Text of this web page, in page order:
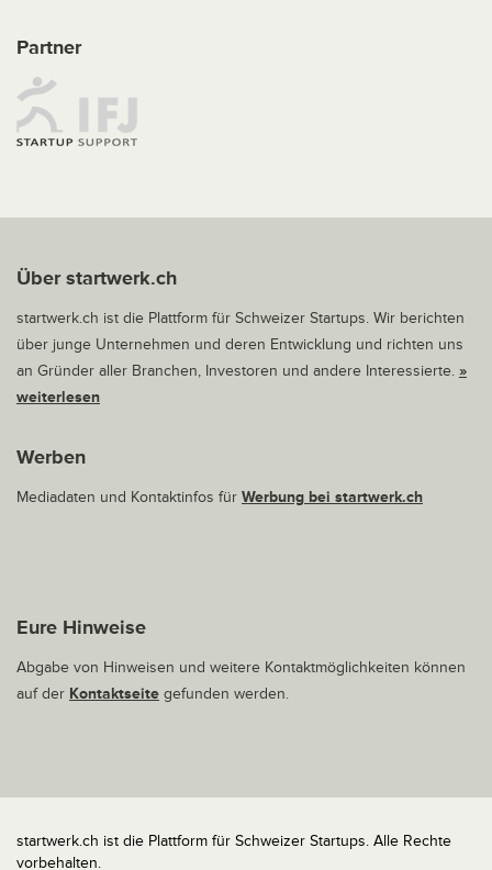
Partner
Über startwerk.ch
startwerk.ch ist die Plattform für Schweizer Startups. Wir berichten
über junge Unternehmen und deren Entwicklung und richten uns
an Gründer aller Branchen, Investoren und andere Interessierte. »
weiterlesen
Werben
Mediadaten und Kontaktinfos für Werbung bei startwerk.ch
Eure Hinweise
Abgabe von Hinweisen und weitere Kontaktmöglichkeiten können
auf der Kontaktseite gefunden werden.
startwerk.ch ist die Plattform für Schweizer Startups. Alle Rechte
vorbehalten.